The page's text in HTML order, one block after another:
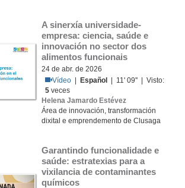
A sinerxía universidade-
empresa: ciencia, saúde e
innovación no sector dos
alimentos funcionais
24 de abr. de 2026
Vídeo
Español
| 11' 09'' | Visto:
5 veces
Helena Jamardo Estévez
Área de innovación, transformación
dixital e emprendemento de Clusaga
Garantindo funcionalidade e
saúde: estratexias para a
vixilancia de contaminantes
químicos